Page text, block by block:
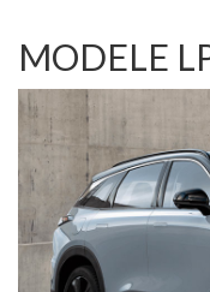
MODELE